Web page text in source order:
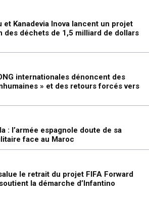
et Kanadevia Inova lancent un projet
des déchets de 1,5 milliard de dollars
internationales dénoncent des
» et des retours forcés vers
: l’armée espagnole doute de sa
face au Maroc
le retrait du projet FIFA Forward
la démarche d’Infantino